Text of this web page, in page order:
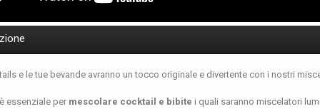
e le tue bevande avranno un tocco originale e divertente con i nostri
essenziale per mescolare cocktail e bibite i quali saranno miscelatori